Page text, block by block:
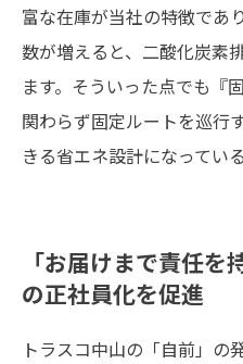
富な在庫が当社の特徴であ
数が増えると、二酸化炭素
ます。そういった点でも『
関わらず固定ルートを巡行
きる省エネ設計になってい
「お届けまで責任
の正社員化を促進
トラスコ中山の「自前」の